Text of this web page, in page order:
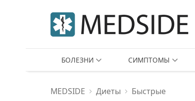
БОЛЕЗНИ СИМПТОМЫ
MEDSIDE Диеты Быстрые